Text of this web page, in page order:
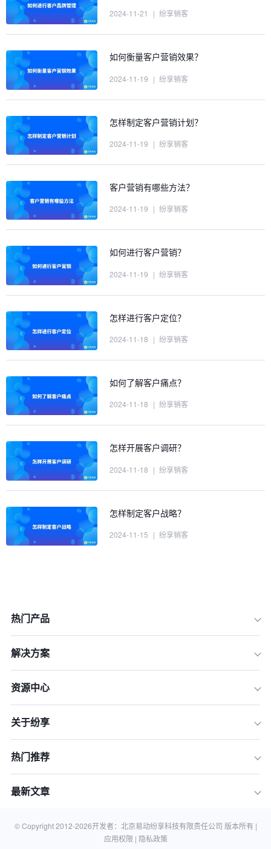
1.客户投资策略对收入的影响
相关知识
2024-11-21 | 纷享销客
如何衡量客户营销效果？
2024-11-19 | 纷享销客
怎样制定客户营销计划？
2024-11-19 | 纷享销客
客户营销有哪些方法？
2024-11-19 | 纷享销客
如何进行客户营销？
2024-11-19 | 纷享销客
怎样进行客户定位？
2024-11-18 | 纷享销客
如何了解客户痛点？
2024-11-18 | 纷享销客
怎样开展客户调研？
2024-11-18 | 纷享销客
怎样制定客户战略？
2024-11-15 | 纷享销客
热门产品
解决方案
资源中心
关于纷享
热门推荐
最新文章
© Copyright 2012-2026开发者：北京易动纷享科技有限责任公司 版本所有 |
应用权限 | 隐私政策